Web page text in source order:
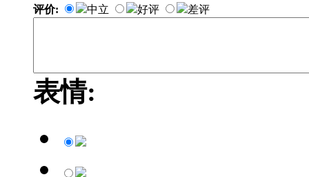
评价: 中立 好评 差评
表情: